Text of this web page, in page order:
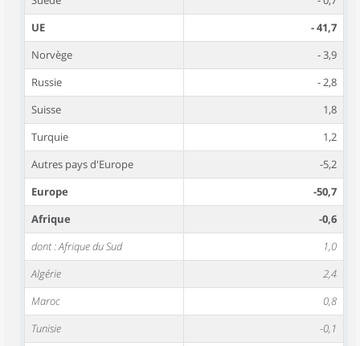
UE
- 41,7
Norvège
- 3,9
Russie
- 2,8
Suisse
1,8
Turquie
1,2
Autres pays d'Europe
-5,2
Europe
-50,7
Afrique
-0,6
dont : Afrique du Sud
1,0
Algérie
2,4
Maroc
0,8
Tunisie
-0,1